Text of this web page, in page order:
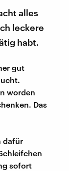
alles
leckere
habt.
gut
worden
Das
dafür
sofort